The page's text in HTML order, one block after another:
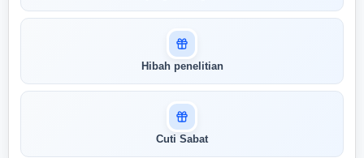
Hibah penelitian
Cuti Sabat